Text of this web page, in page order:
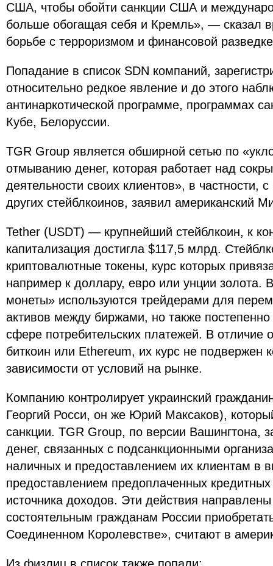
США, чтобы обойти санкции США и
больше обогащая себя и Кремль», — сказал
борьбе с терроризмом и финансовой
Попадание в список SDN компаний,
относительно редкое явление и до этого
антинаркотической программе, программах
Кубе, Белоруссии.
TGR Group является обширной сетью по
отмыванию денег, которая работает над
деятельности своих клиентов», в частности,
других стейблкоинов, заявил американский
Tether (USDT) — крупнейший стейблкоин, к
капитализация достигла $117,5 млрд.
криптовалютные токены, курс которых
например к доллару, евро или унции золота.
монеты» используются трейдерами для
активов между биржами, но также
сфере потребительских платежей. В отличие
биткоин или Ethereum, их курс не подвержен
зависимости от условий на рынке.
Компанию контролирует украинский
Георгий Росси, он же Юрий Максаков),
санкции. TGR Group, по версии Вашингтона,
денег, связанных с подсанкционными
наличных и предоставлением их клиентам в
предоставлением предоплаченных
источника доходов. Эти действия
состоятельным гражданам России
Соединенном Королевстве», считают в